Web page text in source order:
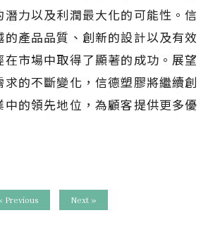
力以及利潤最大化的可能性。信
產品品質、創新的設計以及有效
在市場中取得了顯著的成功。展望
的不斷變化，信德塑膠將繼續創
中的領先地位，為顧客提供更多優
Previous Next »